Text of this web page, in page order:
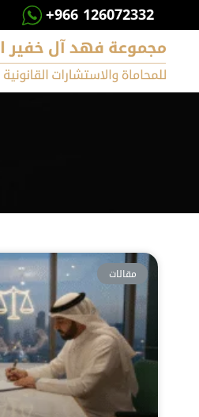
+966 126072332
مقالات